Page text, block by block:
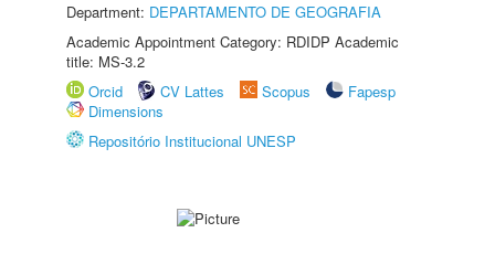
Department: DEPARTAMENTO DE GEOGRAFIA
Academic Appointment Category: RDIDP Academic
title: MS-3.2
Orcid
CV Lattes Scopus
Fapesp
Dimensions
Repositório Institucional UNESP